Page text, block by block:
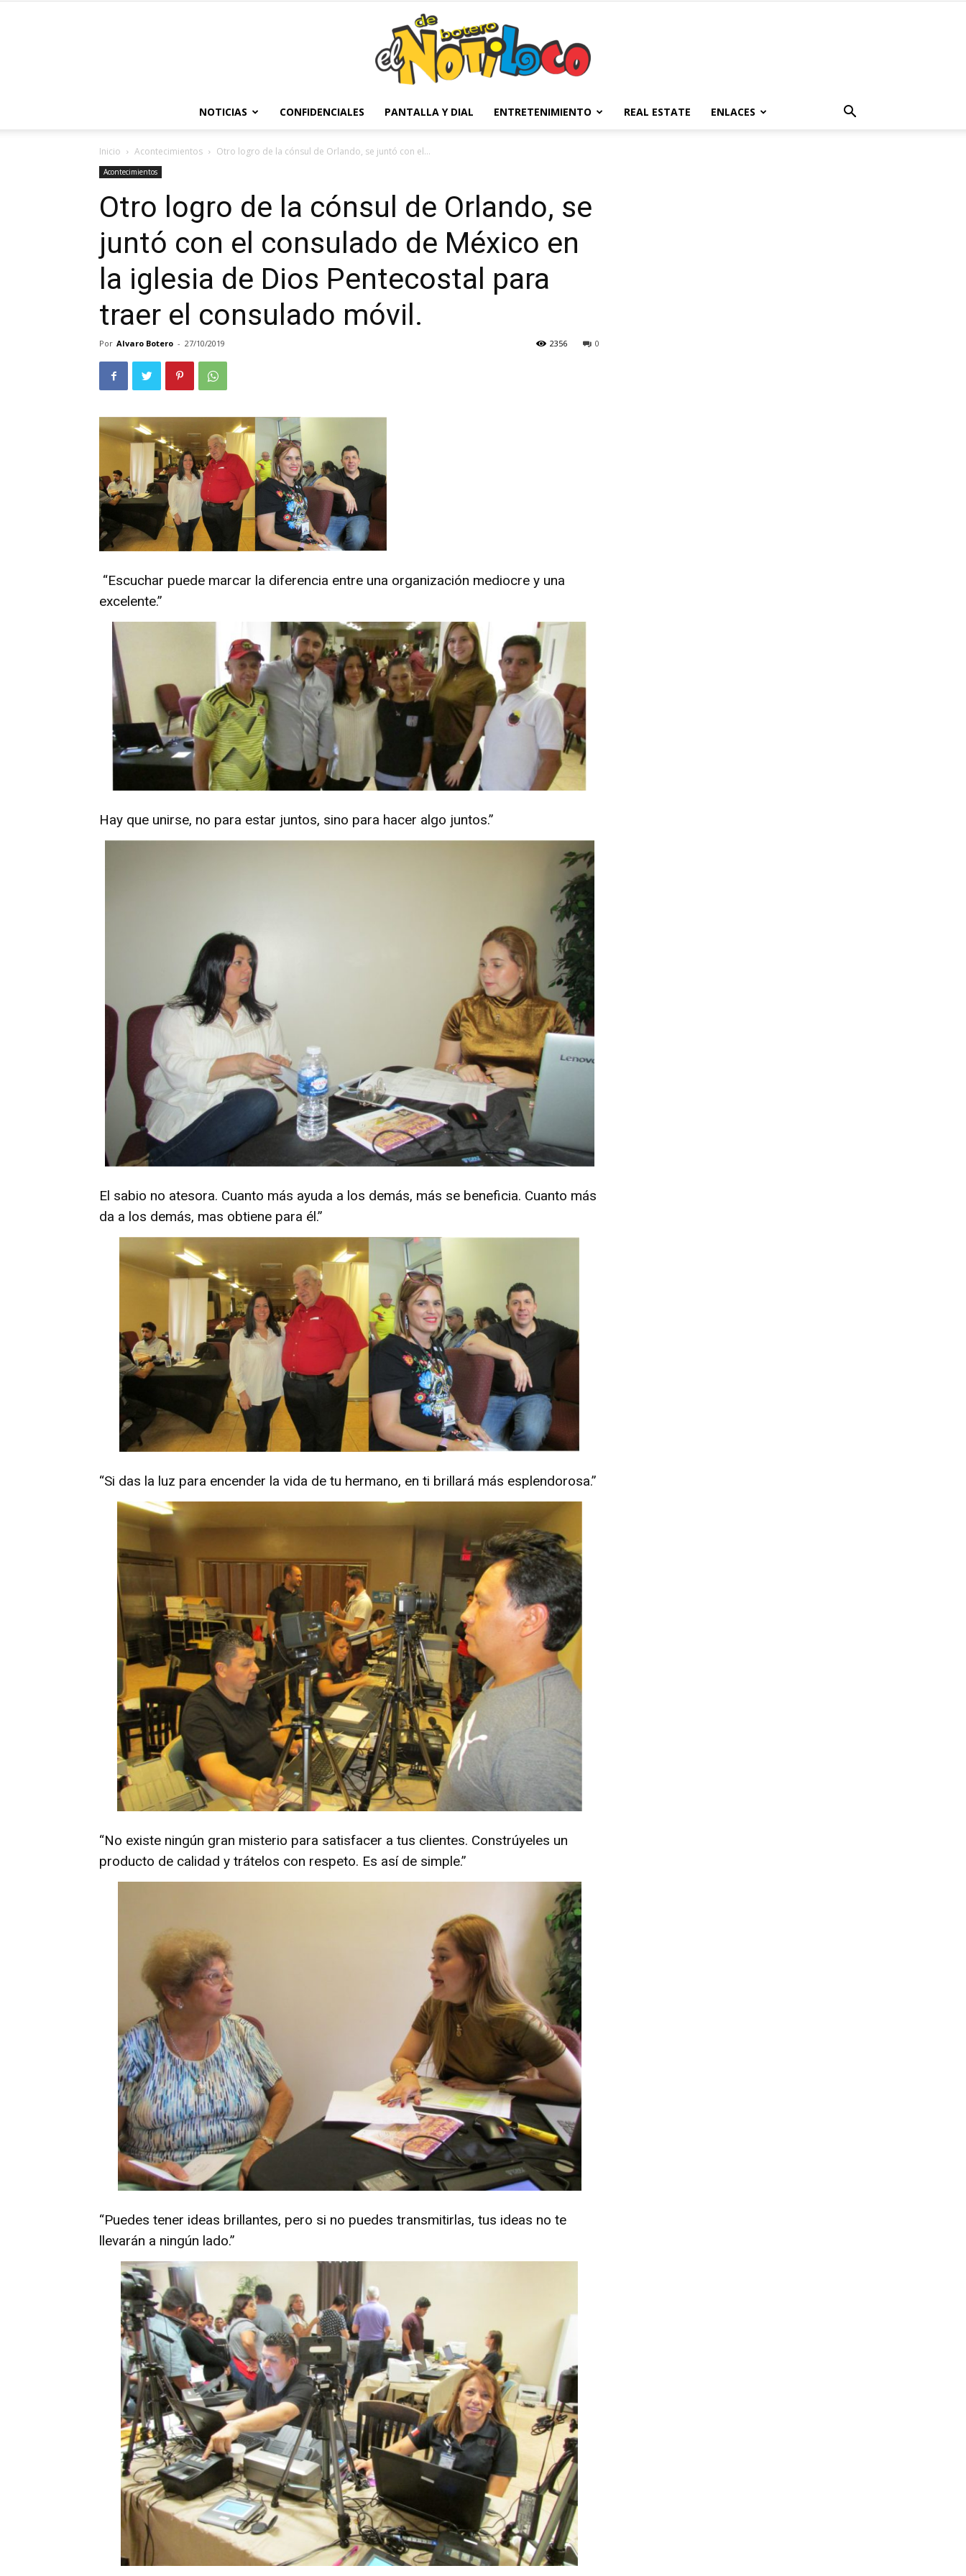
NOTICIAS CONFIDENCIALES PANTALLA Y DIAL ENTRETENIMIENTO REAL ESTATE ENLACES
Inicio Acontecimientos Otro logro de la cónsul de Orlando, se juntó con el...
Acontecimientos
Otro logro de la cónsul de Orlando, se
juntó con el consulado de México en
la iglesia de Dios Pentecostal para
traer el consulado móvil.
Por Alvaro Botero - 27/10/2019 0
2356
“Escuchar puede marcar la diferencia entre una organización mediocre y una
excelente.”
Hay que unirse, no para estar juntos, sino para hacer algo juntos.”
El sabio no atesora. Cuanto más ayuda a los demás, más se beneficia. Cuanto más
da a los demás, mas obtiene para él.”
“Si das la luz para encender la vida de tu hermano, en ti brillará más esplendorosa.”
“No existe ningún gran misterio para satisfacer a tus clientes. Constrúyeles un
producto de calidad y trátelos con respeto. Es así de simple.”
“Puedes tener ideas brillantes, pero si no puedes transmitirlas, tus ideas no te
llevarán a ningún lado.”